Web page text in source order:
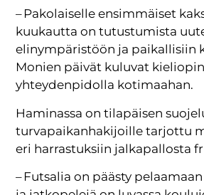
– Pakolaiselle ensimmäiset
kuukautta on tutustumista
elinympäristöön ja paikallisiin
Monien päivät kuluvat
yhteydenpidolla kotimaahan.
Haminassa on tilapäisen
turvapaikanhakijoille tarjottu
eri harrastuksiin jalkapallosta
– Futsalia on päästy